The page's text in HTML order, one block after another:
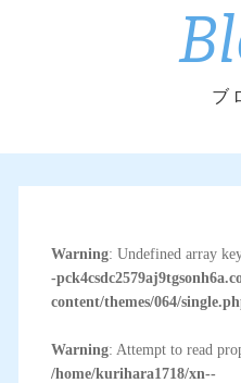
ブ
Warning: Undefined array
-
content/themes/064/
Warning: Attempt to read
/home/kurihara1718/xn--